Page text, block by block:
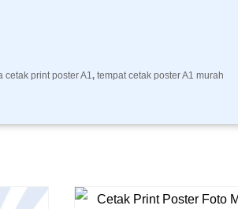
cetak print poster A1 , tempat cetak poster A1 murah